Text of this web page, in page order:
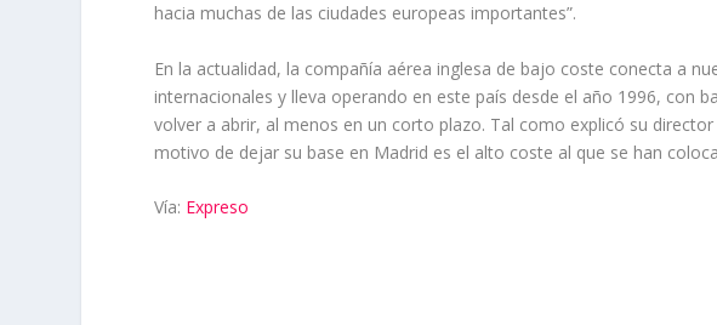
hacia muchas de las ciudades europeas importantes”.
En la actualidad, la compañía aérea inglesa de bajo coste conecta a
internacionales y lleva operando en este país desde el año 1996, con
volver a abrir, al menos en un corto plazo. Tal como explicó su
motivo de dejar su base en Madrid es el alto coste al que se han
Vía: Expreso